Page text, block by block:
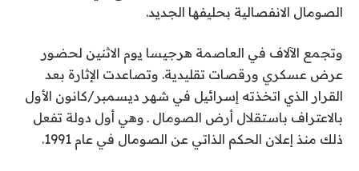
ف
1
8
م
ا
ي
الصومال الانفصالية بحليفها الجديد.
وتجمع الآلاف في العاصمة هرجيسا يوم الاثنين لحضور
عرض عسكري ورقصات تقليدية. وتصاعدت الإثارة بعد
القرار الذي اتخذته إسرائيل في شهر ديسمبر/كانون الأول
بالاعتراف باستقلال أرض الصومال ـ وهي أول دولة تفعل
ذلك منذ إعلان الحكم الذاتي عن الصومال في عام 1991.